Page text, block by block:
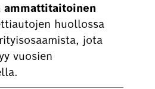
ammattitaitoinen
huollossa
jota
vuosien